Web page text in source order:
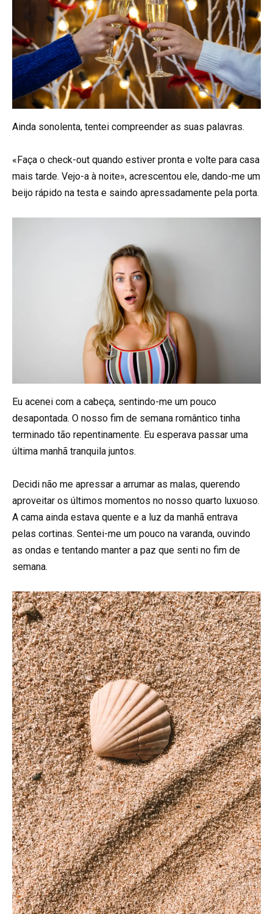
Ainda sonolenta, tentei compreender as suas palavras.
«Faça o check-out quando estiver pronta e volte para casa
mais tarde. Vejo-a à noite», acrescentou ele, dando-me um
beijo rápido na testa e saindo apressadamente pela porta.
Eu acenei com a cabeça, sentindo-me um pouco
desapontada. O nosso fim de semana romântico tinha
terminado tão repentinamente. Eu esperava passar uma
última manhã tranquila juntos.
Decidi não me apressar a arrumar as malas, querendo
aproveitar os últimos momentos no nosso quarto luxuoso.
A cama ainda estava quente e a luz da manhã entrava
pelas cortinas. Sentei-me um pouco na varanda, ouvindo
as ondas e tentando manter a paz que senti no fim de
semana.